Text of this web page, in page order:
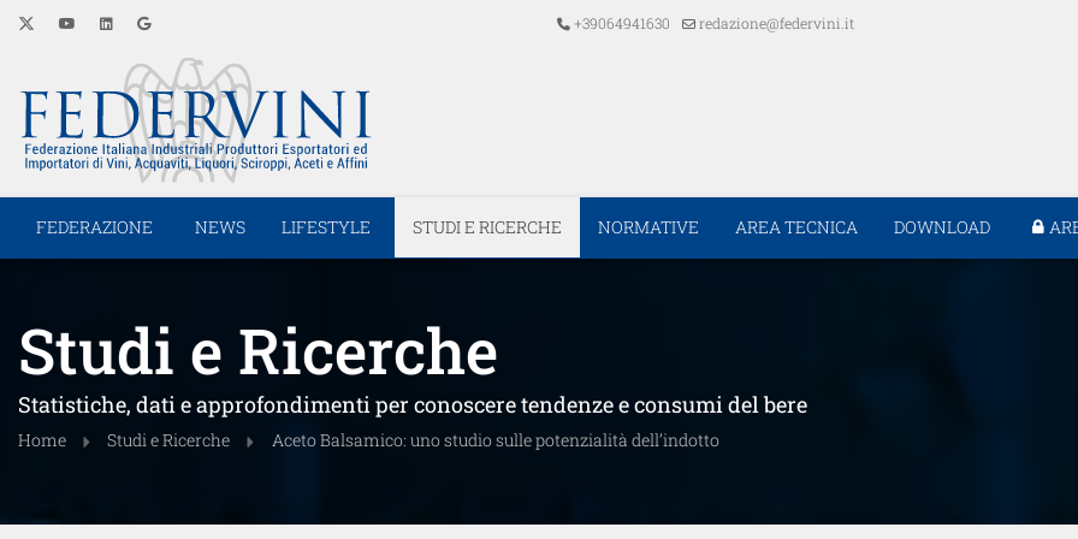
+39064941630 redazione@federvini.it
FEDERAZIONE NEWS LIFESTYLE STUDI E RICERCHE NORMATIVE AREA TECNICA DOWNLOAD
Studi e Ricerche
Statistiche, dati e approfondimenti per conoscere tendenze e consumi del bere
Home Studi e Ricerche Aceto Balsamico: uno studio sulle potenzialità dell’indotto